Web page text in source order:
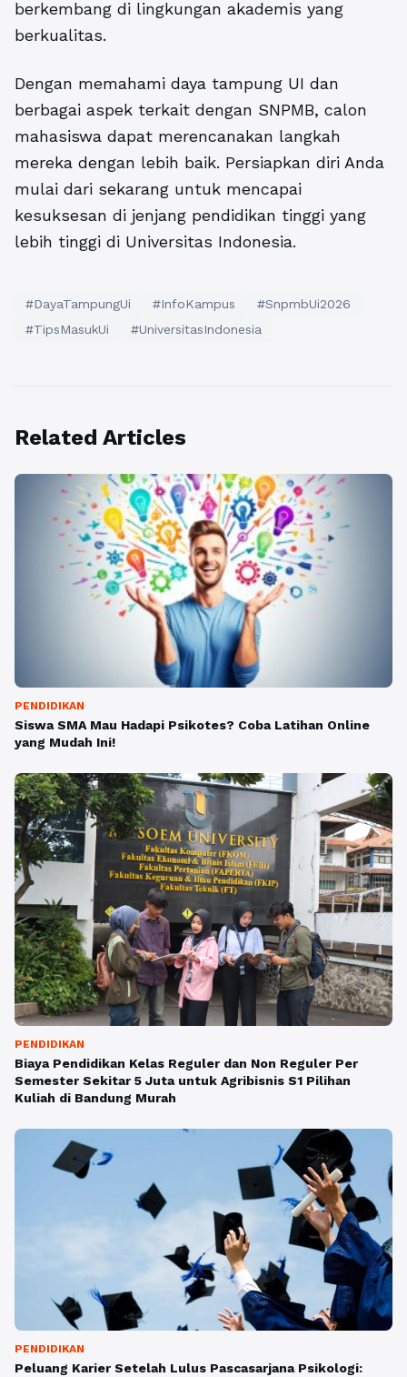
berkembang di lingkungan akademis yang
berkualitas.
Dengan memahami daya tampung UI dan
berbagai aspek terkait dengan SNPMB, calon
mahasiswa dapat merencanakan langkah
mereka dengan lebih baik. Persiapkan diri Anda
mulai dari sekarang untuk mencapai
kesuksesan di jenjang pendidikan tinggi yang
lebih tinggi di Universitas Indonesia.
#DayaTampungUi #InfoKampus
#SnpmbUi2026
#TipsMasukUi
#UniversitasIndonesia
Related Articles
PENDIDIKAN
Siswa SMA Mau Hadapi Psikotes? Coba Latihan Online
yang Mudah Ini!
PENDIDIKAN
Biaya Pendidikan Kelas Reguler dan Non Reguler Per
Semester Sekitar 5 Juta untuk Agribisnis S1 Pilihan
Kuliah di Bandung Murah
PENDIDIKAN
Peluang Karier Setelah Lulus Pascasarjana Psikologi: